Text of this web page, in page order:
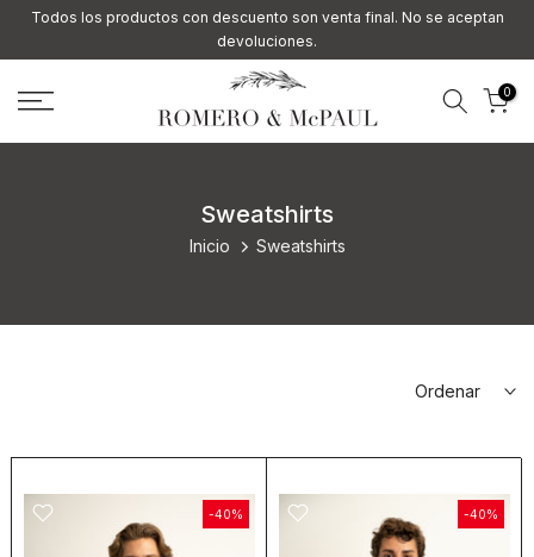
Todos los productos con descuento son venta final. No se aceptan
devoluciones.
0
Sweatshirts
Inicio Sweatshirts
Ordenar
-40% -40%